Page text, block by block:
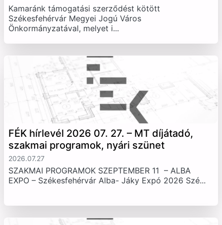
Kamaránk támogatási szerződést kötött
Székesfehérvár Megyei Jogú Város
Önkormányzatával, melyet i...
FÉK hírlevél 2026 07. 27. – MT díjátadó,
szakmai programok, nyári szünet
2026.07.27
SZAKMAI PROGRAMOK SZEPTEMBER 11 – ALBA
EXPO – Székesfehérvár Alba- Jáky Expó 2026 Szé...